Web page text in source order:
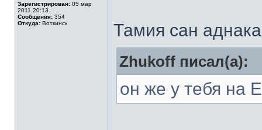
Зарегистрирован: 05 мар
2011 20:13
Сообщения: 354
Откуда: Воткинск Тамия сан
Zhukoff писал(а):
он же у тебя на